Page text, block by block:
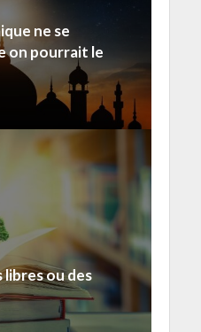
ne se
on pourrait le
ou des